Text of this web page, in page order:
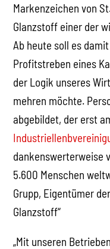
Markenzeichen von
Glanzstoff einer der
Ab heute soll es
Profitstreben eines
der Logik unseres
mehren möchte.
abgebildet, der erst
dankenswerterweise
5.600 Menschen
Grupp, Eigentümer
Glanzstoff“
„Mit unseren